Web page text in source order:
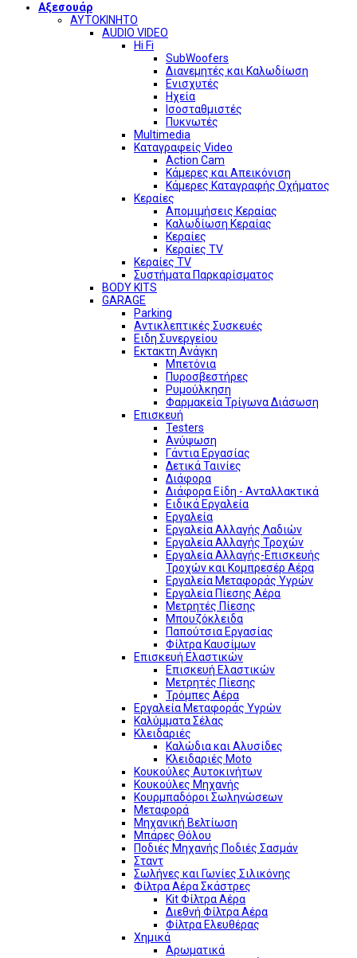
Αξεσουάρ
ΑΥΤΟΚΙΝΗΤΟ
AUDIO VIDEO
Hi Fi
SubWoofers
Διανεμητές και Καλωδίωση
Ενισχυτές
Ηχεία
Ισοσταθμιστές
Πυκνωτές
Multimedia
Καταγραφείς Video
Action Cam
Κάμερες και Απεικόνιση
Κάμερες Καταγραφής Οχήματος
Κεραίες
Απομιμήσεις Κεραίας
Καλωδίωση Κεραίας
Κεραίες
Κεραίες TV
Κεραίες TV
Συστήματα Παρκαρίσματος
BODY KITS
GARAGE
Parking
Αντικλεπτικές Συσκευές
Ειδη Συνεργείου
Εκτακτη Ανάγκη
Μπετόνια
Πυροσβεστήρες
Ρυμούλκηση
Φαρμακεία Τρίγωνα Διάσωση
Επισκευή
Testers
Ανύψωση
Γάντια Εργασίας
Δετικά Ταινίες
Διάφορα
Διάφορα Είδη - Ανταλλακτικά
Ειδικά Εργαλεία
Εργαλεία
Εργαλεία Αλλαγής Λαδιών
Εργαλεία Αλλαγής Τροχών
Εργαλεία Αλλαγής-Επισκευής
Τροχών και Κομπρεσέρ Αέρα
Εργαλεία Μεταφοράς Υγρών
Εργαλεία Πίεσης Αέρα
Μετρητές Πίεσης
Μπουζόκλειδα
Παπούτσια Εργασίας
Φίλτρα Καυσίμων
Επισκευή Ελαστικών
Επισκευή Ελαστικών
Μετρητές Πίεσης
Τρόμπες Αέρα
Εργαλεία Μεταφοράς Υγρών
Καλύμματα Σέλας
Κλειδαριές
Καλώδια και Αλυσίδες
Κλειδαριές Moto
Κουκούλες Αυτοκινήτων
Κουκούλες Μηχανής
Κουρμπαδόροι Σωληνώσεων
Μεταφορά
Μηχανική Βελτίωση
Μπάρες Θόλου
Ποδιές Μηχανής Ποδιές Σασμάν
Σταντ
Σωλήνες και Γωνίες Σιλικόνης
Φίλτρα Αέρα Σκάστρες
Kit Φίλτρα Αέρα
Διεθνή Φίλτρα Αέρα
Φίλτρα Ελευθέρας
Χημικά
Αρωματικά